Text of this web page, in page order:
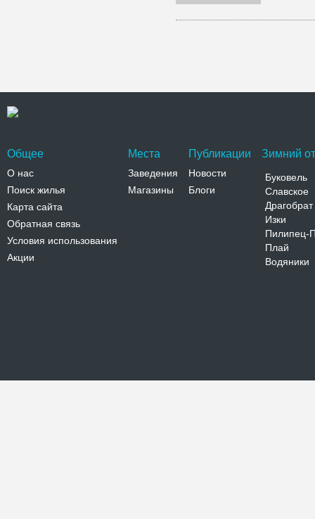
Общее
О нас
Поиск жилья
Карта сайта
Обратная связь
Условия использования
Акции
Места
Заведения
Магазины
Публикации
Новости
Блоги
Зимний
Буковель
Славское
Драгобрат
Изки
Пилипец-
Плай
Водяники